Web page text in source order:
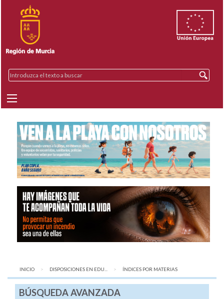
INICIO DISPOSICIONES EN EDU... AQUÍ:
ÍNDICES POR MATERIAS
BÚSQUEDA AVANZADA